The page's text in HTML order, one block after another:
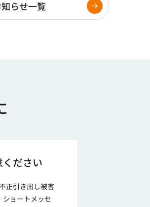
らせ一覧
ださい
正引き出し被害
ショートメッセ